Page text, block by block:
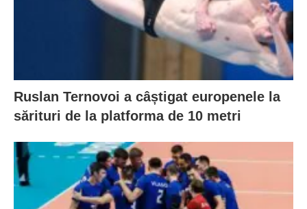
Ruslan Ternovoi a câștigat europenele la
sărituri de la platforma de 10 metri